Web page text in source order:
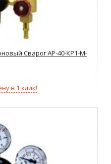
Сварог АР-40-КР1-М-
в 1 клик!